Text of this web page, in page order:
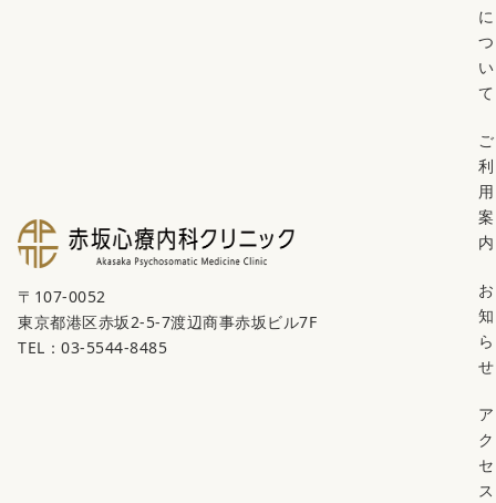
〒107-0052
東京都港区赤坂2-5-7渡辺商事赤坂ビル7F
TEL：03-5544-8485
に
つ
い
て
ご
利
用
案
内
お
知
ら
せ
ア
ク
セ
ス